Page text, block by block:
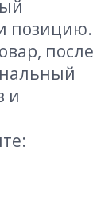
позицию.
после
и